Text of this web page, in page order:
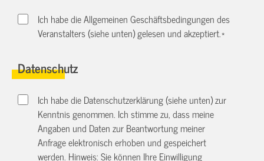
Ich habe die Allgemeinen Geschäftsbedingungen des
Veranstalters (siehe unten) gelesen und akzeptiert.*
Datenschutz
Ich habe die Datenschutzerklärung (siehe unten) zur
Kenntnis genommen. Ich stimme zu, dass meine
Angaben und Daten zur Beantwortung meiner
Anfrage elektronisch erhoben und gespeichert
werden. Hinweis: Sie können Ihre Einwilligung